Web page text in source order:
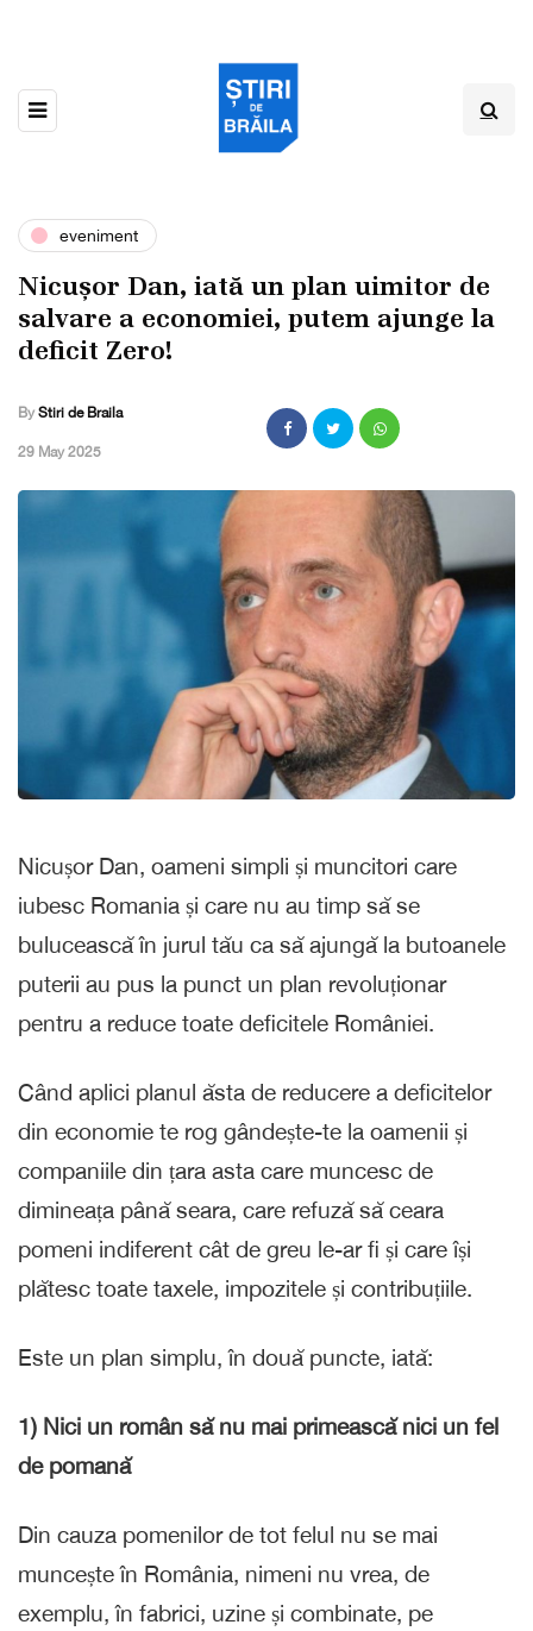
eveniment
Nicușor Dan, iată un plan uimitor de
salvare a economiei, putem ajunge la
deficit Zero!
By Stiri de Braila
,29 May 2025
Nicușor Dan, oameni simpli și muncitori care
iubesc Romania și care nu au timp să se
bulucească în jurul tău ca să ajungă la butoanele
puterii au pus la punct un plan revoluționar
pentru a reduce toate deficitele României.
Când aplici planul ăsta de reducere a deficitelor
din economie te rog gândește-te la oamenii și
companiile din țara asta care muncesc de
dimineața până seara, care refuză să ceara
pomeni indiferent cât de greu le-ar fi și care își
plătesc toate taxele, impozitele și contribuțiile.
Este un plan simplu, în două puncte, iată:
1) Nici un român să nu mai primească nici un fel
de pomană
Din cauza pomenilor de tot felul nu se mai
muncește în România, nimeni nu vrea, de
exemplu, în fabrici, uzine și combinate, pe